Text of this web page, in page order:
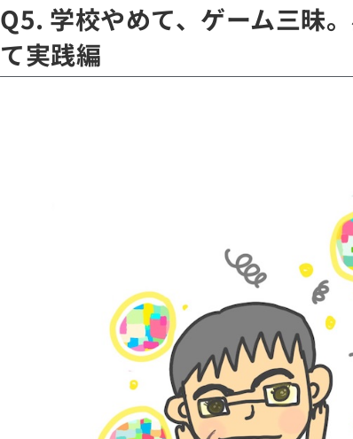
Q5. 学校やめて、ゲーム三昧
て実践編